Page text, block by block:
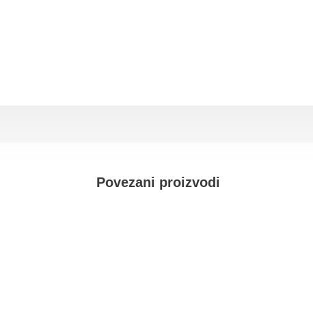
Povezani proizvodi